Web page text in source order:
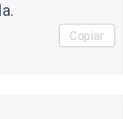
Copiar